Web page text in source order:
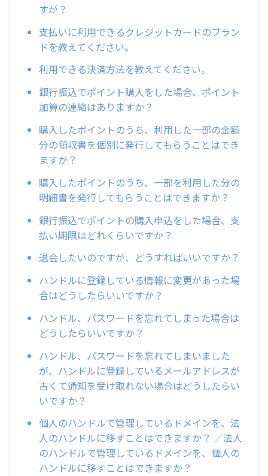
すが？
支払いに利用できるクレジットカードのブラン
ドを教えてください。
利用できる決済方法を教えてください。
銀行振込でポイント購入をした場合、ポイント
加算の連絡はありますか？
購入したポイントのうち、利用した一部の金額
分の領収書を個別に発行してもらうことはでき
ますか？
購入したポイントのうち、一部を利用した分の
明細書を発行してもらうことはできますか？
銀行振込でポイントの購入申込をした場合、支
払い期限はどれくらいですか？
退会したいのですが、どうすればいいですか？
ハンドルに登録している情報に変更があった場
合はどうしたらいいですか？
ハンドル、パスワードを忘れてしまった場合は
どうしたらいいですか？
ハンドル、パスワードを忘れてしまいました
が、ハンドルに登録しているメールアドレスが
古くて通知を受け取れない場合はどうしたらい
いですか？
個人のハンドルで管理しているドメインを、法
人のハンドルに移すことはできますか？ ／法人
のハンドルで管理しているドメインを、個人の
ハンドルに移すことはできますか？